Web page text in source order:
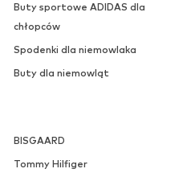
Buty sportowe ADIDAS dla
chłopców
Spodenki dla niemowlaka
Buty dla niemowląt
BISGAARD
Tommy Hilfiger